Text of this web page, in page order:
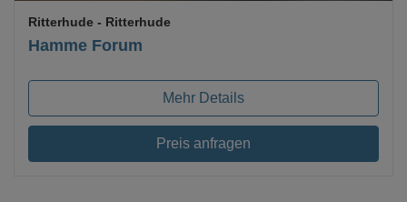
Hamme Forum
Ritterhude - Ritterhude
Mehr Details
Preis anfragen